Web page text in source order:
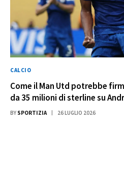
CALCIO
Come il Man Utd potrebbe
da 35 milioni di sterline su
BY SPORTIZIA 26 LUGLIO 2026